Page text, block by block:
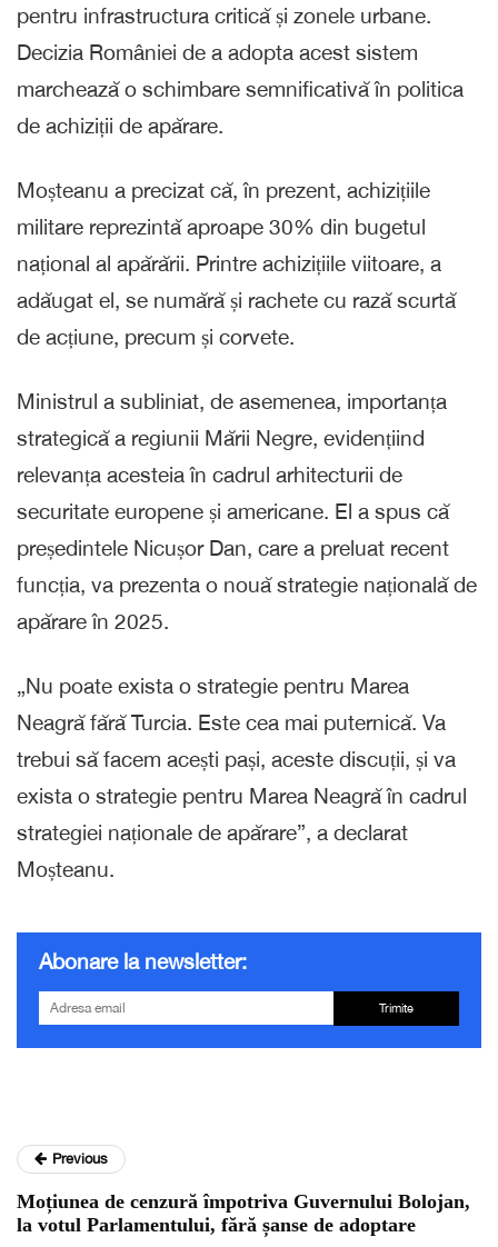
pentru infrastructura critică și zonele urbane.
Decizia României de a adopta acest sistem
marchează o schimbare semnificativă în politica
de achiziții de apărare.
Moșteanu a precizat că, în prezent, achizițiile
militare reprezintă aproape 30% din bugetul
național al apărării. Printre achizițiile viitoare, a
adăugat el, se numără și rachete cu rază scurtă
de acțiune, precum și corvete.
Ministrul a subliniat, de asemenea, importanța
strategică a regiunii Mării Negre, evidențiind
relevanța acesteia în cadrul arhitecturii de
securitate europene și americane. El a spus că
președintele Nicușor Dan, care a preluat recent
funcția, va prezenta o nouă strategie națională de
apărare în 2025.
„Nu poate exista o strategie pentru Marea
Neagră fără Turcia. Este cea mai puternică. Va
trebui să facem acești pași, aceste discuții, și va
exista o strategie pentru Marea Neagră în cadrul
strategiei naționale de apărare”, a declarat
Moșteanu.
Abonare la newsletter:
Trimite
Previous
Moțiunea de cenzură împotriva Guvernului Bolojan,
la votul Parlamentului, fără șanse de adoptare